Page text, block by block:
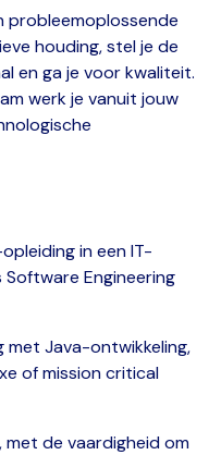
probleemoplossende
houding, stel je de
en ga je voor kwaliteit.
werk je vanuit jouw
in een IT-
Engineering
met Java-ontwikkeling,
of mission critical
de vaardigheid om